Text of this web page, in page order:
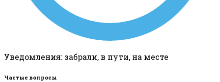
Уведомления: забрали, в пути, на месте
Частые вопросы